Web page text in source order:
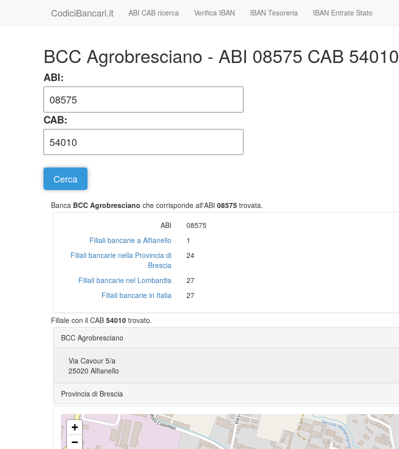
CodiciBancari.it ABI CAB ricerca Verifica IBAN IBAN Tesoreria IBAN Entrate Stato
BCC Agrobresciano - ABI 08575 CAB 54010
ABI:
CAB:
Banca BCC Agrobresciano che corrisponde all'ABI 08575 trovata.
ABI
08575
Filiali bancarie a Alfianello
1
Filiali bancarie nella Provincia di
Brescia
24
Filiali bancarie nel Lombardia
27
Filiali bancarie in Italia
27
Filiale con il CAB 54010 trovato.
BCC Agrobresciano
Via Cavour 5/a
25020 Alfianello
Provincia di Brescia
+
−